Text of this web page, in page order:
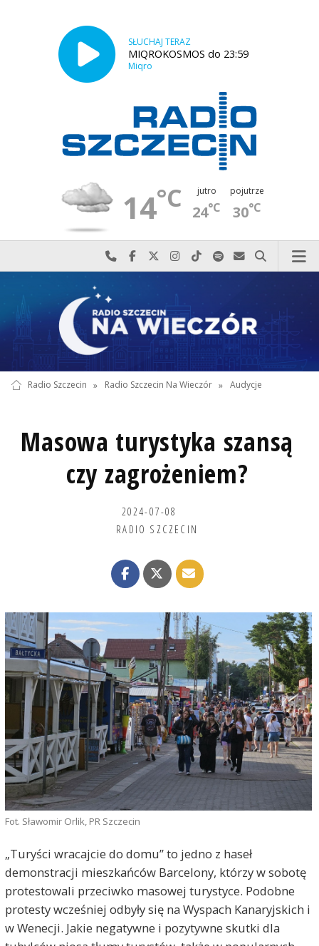
SŁUCHAJ TERAZ
MIQROKOSMOS do 23:59
Miqro
14°C jutro
24°C
pojutrze
30°C
Najlepiej po prostu do nas zadzwoń
Odwiedź nas na Facebook-u
Odwiedź nas na X
Odwiedź nas na Instagram-ie
Odwiedź nas na TikTok-u
Szukaj nas na Spotify
Wyślij do nas
Szukaj
Radio Szczecin » Radio Szczecin Na Wieczór » Audycje
Masowa turystyka szansą
czy zagrożeniem?
2024-07-08
RADIO SZCZECIN
Fot. Sławomir Orlik, PR Szczecin
„Turyści wracajcie do domu” to jedno z haseł
demonstracji mieszkańców Barcelony, którzy w sobotę
protestowali przeciwko masowej turystyce. Podobne
protesty wcześniej odbyły się na Wyspach Kanaryjskich i
w Wenecji. Jakie negatywne i pozytywne skutki dla